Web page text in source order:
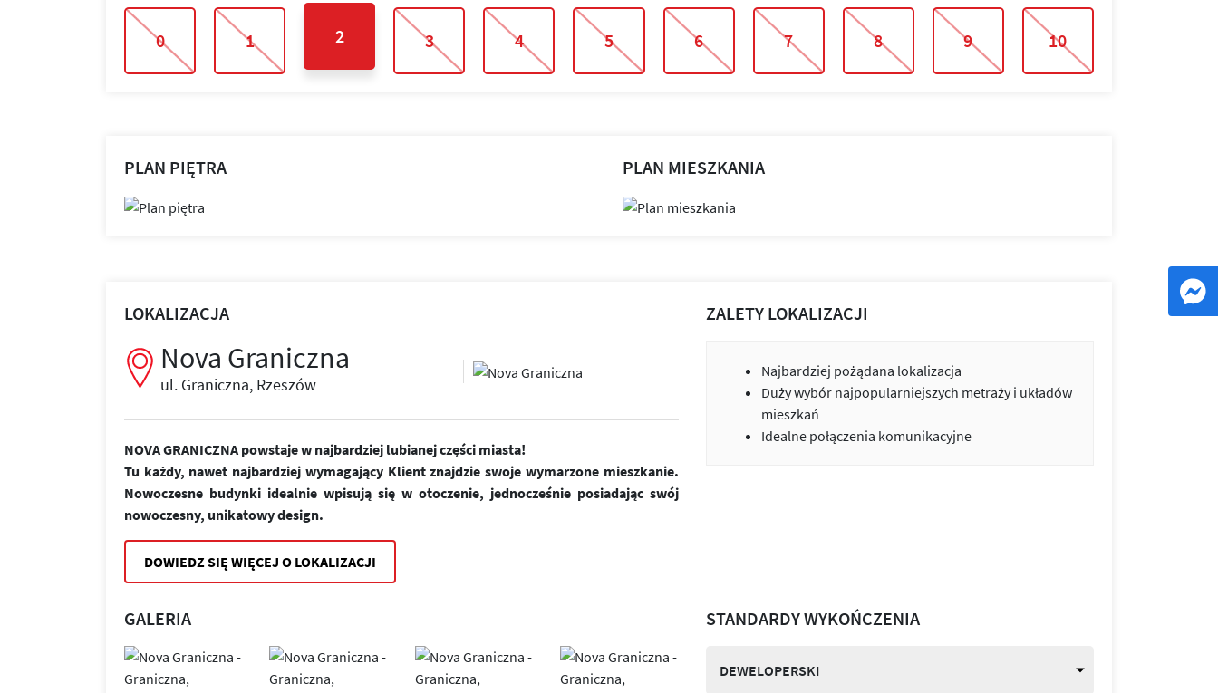
0 1 2 3 4 5 6 7 8 9 10
PLAN PIĘTRA PLAN MIESZKANIA
LOKALIZACJA
Nova Graniczna
ul. Graniczna, Rzeszów
NOVA GRANICZNA powstaje w najbardziej lubianej części miasta!
Tu każdy, nawet najbardziej wymagający Klient znajdzie swoje wymarzone mieszkanie.
Nowoczesne budynki idealnie wpisują się w otoczenie, jednocześnie posiadając swój
nowoczesny, unikatowy design.
DOWIEDZ SIĘ WIĘCEJ O LOKALIZACJI
ZALETY LOKALIZACJI
Najbardziej pożądana lokalizacja
Duży wybór najpopularniejszych metraży i układów
mieszkań
Idealne połączenia komunikacyjne
GALERIA STANDARDY WYKOŃCZENIA
DEWELOPERSKI